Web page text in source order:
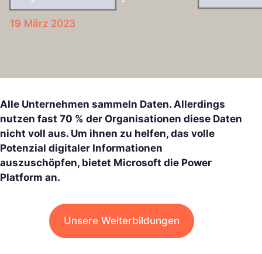
19 März 2023
Alle Unternehmen sammeln Daten. Allerdings
nutzen fast 70 % der Organisationen diese Daten
nicht voll aus. Um ihnen zu helfen, das volle
Potenzial digitaler Informationen
auszuschöpfen, bietet Microsoft die Power
Platform an.
Unsere Weiterbildungen